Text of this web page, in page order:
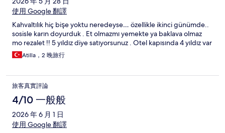
使用 Google 翻譯
Kahvaltılık hiç bişe yoktu neredeyse… özellikle ikinci günümde..
sosisle karın doyurduk . Et olmazmı yemekte ya baklava olmaz
mo rezalet !! 5 yıldız diye satıyorsunuz . Otel kapısında 4 yıldız var
Atilla，2 晚旅行
旅客真實評論
4/10 一般般
2026 年 6 月 1 日
使用 Google 翻譯